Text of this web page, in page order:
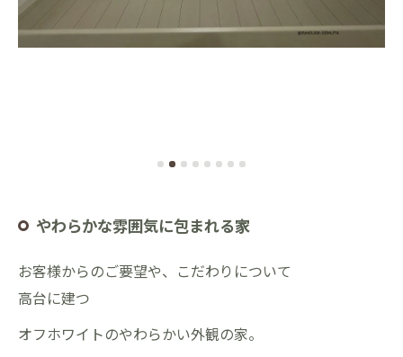
やわらかな雰囲気に包まれる家
お客様からのご要望や、 こだわりについて
高台に建つ
オフホワイトのやわらかい外観の家。